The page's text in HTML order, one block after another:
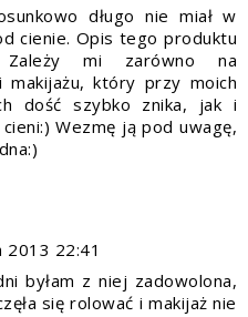
długo nie miał w
cienie. Opis tego produktu
Zależy mi zarówno na
makijażu, który przy moich
dość szybko znika, jak i
Wezmę ją pod uwagę,
2013 22:41
byłam z niej zadowolona,
się rolować i makijaż nie